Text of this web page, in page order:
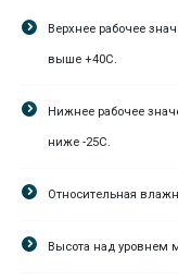
Верхнее рабочее
выше +40С.
Нижнее рабочее
ниже -25С.
Относительная
Высота над уровнем